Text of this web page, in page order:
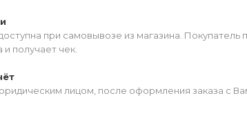
при самовывозе из магазина.
получает чек.
лицом, после оформления заказа с